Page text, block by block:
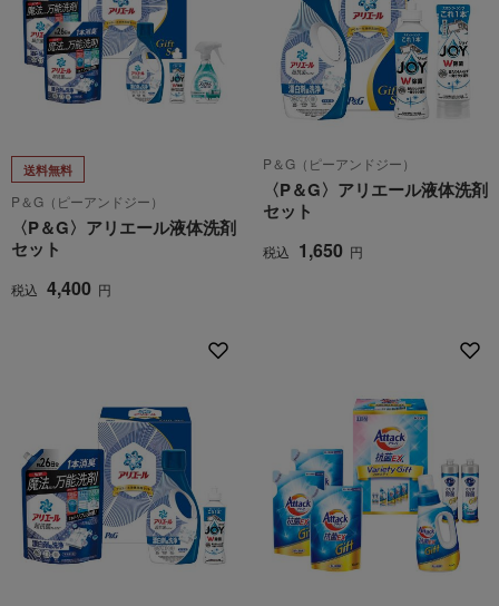
送料無料
P＆G（ピーアンドジー）
〈P＆G〉アリエール液体洗剤
セット
税込 4,400 円
P＆G（ピーアンドジー）
〈P＆G〉アリエール液体洗剤
セット
税込 1,650 円